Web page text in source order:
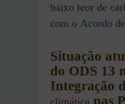
baixo teor de
com o Acordo
Situação
do ODS 13
Integração
climática nas